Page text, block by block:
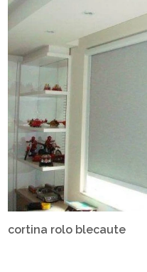
cortina rolo blecaute